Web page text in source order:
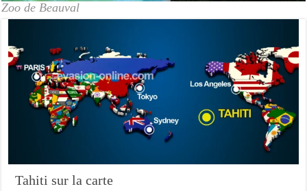
Zoo de Beauval
Tahiti sur la carte